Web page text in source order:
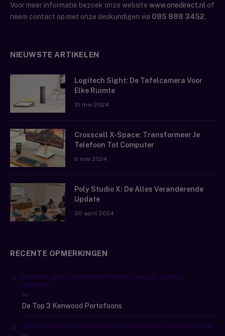
Voor meer informatie bezoek onze website www.onedirect.nl of
neem contact op met onze deskundigen via 085 888 3452.
NIEUWSTE ARTIKELEN
Logitech Sight: De Tafelcamera Voor
Elke Ruimte
10 mei 2024
Crosscall X-Space: Transformeer Je
Telefoon Tot Computer
6 mei 2024
Poly Studio X: De Alles Veranderende
Update
30 april 2024
RECENTE OPMERKINGEN
DE BESTE GROOT BEREIK PORTOFOONS | WALKIE TALKIES |
ONEDIRECT
op
De Top 3 Kenwood Portofoons
UHF VHF VERSCHIL PORTOFOONS | TELECOMBLOG | ONEDIRECT.CO.NL